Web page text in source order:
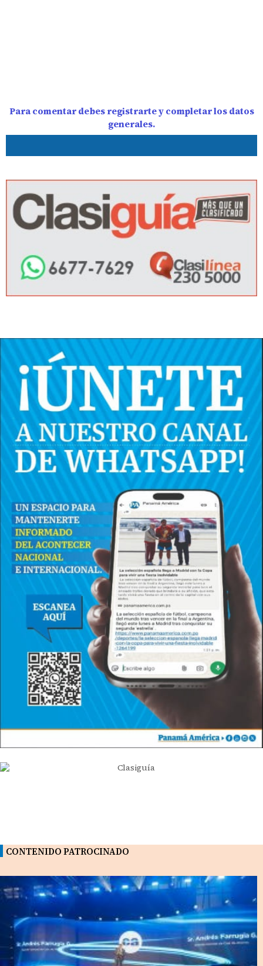
Para comentar debes registrarte y completar los datos
generales.
CONTENIDO PATROCINADO